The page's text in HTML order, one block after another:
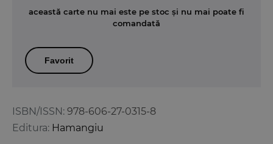
ISBN/ISSN: 978-606-27-0315-8
Editura: Hamangiu
această carte nu mai este pe stoc și nu mai poate fi
comandată
Favorit